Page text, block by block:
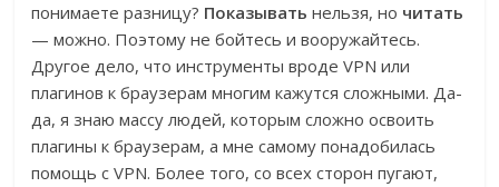
понимаете разницу? Показывать нельзя, но читать
— можно. Поэтому не бойтесь и вооружайтесь.
Другое дело, что инструменты вроде VPN или
плагинов к браузерам многим кажутся сложными. Да-
да, я знаю массу людей, которым сложно освоить
плагины к браузерам, а мне самому понадобилась
помощь с VPN. Более того, со всех сторон пугают,